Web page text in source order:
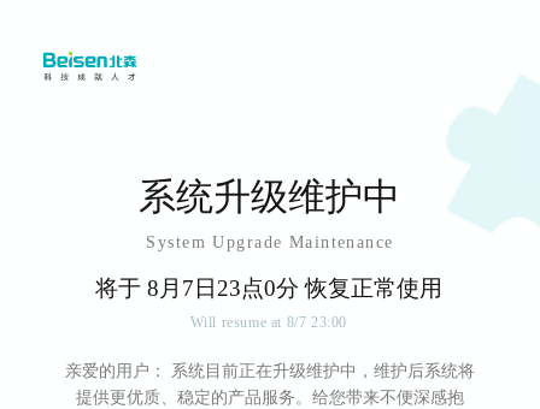
系统升级维护中
System Upgrade Maintenance
将于 8月 7 日23点0分 恢复正常使用
Will resume at 8/7 23:00
亲爱的用户： 系统目前正在升级维护中，维护后系统将
提供更优质、稳定的产品服务。给您带来不便深感抱